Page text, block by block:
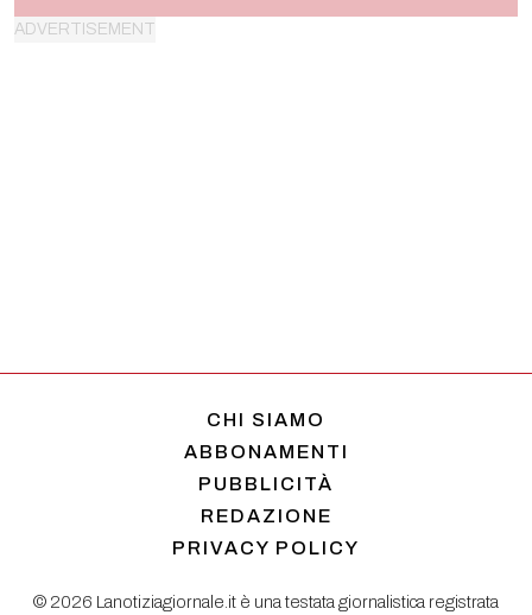
CHI SIAMO
ABBONAMENTI
PUBBLICITÀ
REDAZIONE
PRIVACY POLICY
© 2026 Lanotiziagiornale.it è una testata giornalistica registrata